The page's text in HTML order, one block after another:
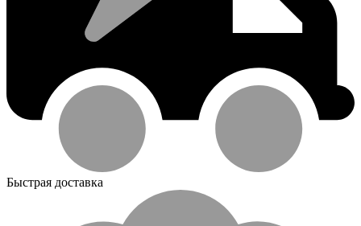
Быстрая доставка